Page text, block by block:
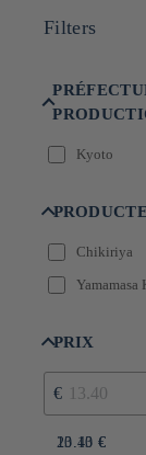
e
Filters
Kyoto
Chikiriya
Yamamasa
PRIX
€
13.40 €
20.13 €